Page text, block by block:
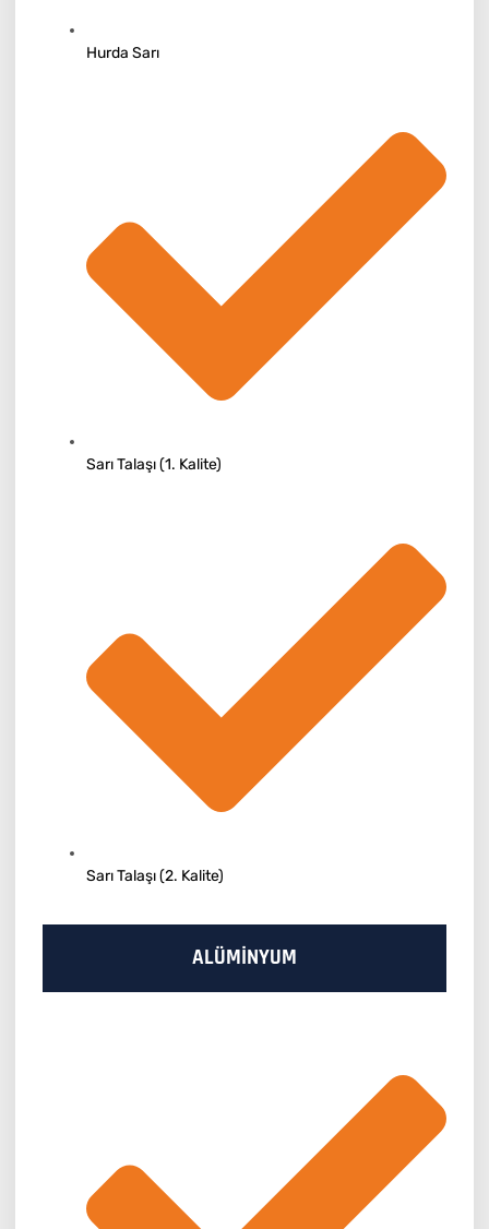
Hurda Sarı
Sarı Talaşı (1. Kalite)
Sarı Talaşı (2. Kalite)
ALÜMİNYUM